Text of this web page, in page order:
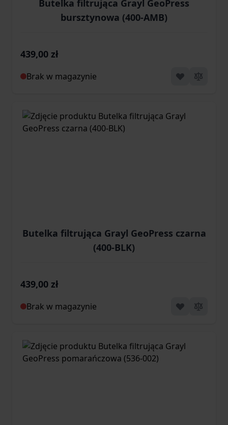
Butelka filtrująca Grayl GeoPress
bursztynowa (400-AMB)
439,00 zł
Brak w magazynie
Butelka filtrująca Grayl GeoPress czarna
(400-BLK)
439,00 zł
Brak w magazynie